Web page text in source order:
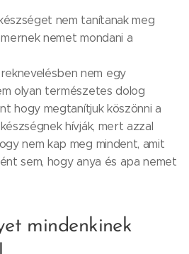
nem tanítanak meg
nemet mondani a
nem egy
olyan természetes dolog
hogy megtanítjuk köszönni a
hívják, mert azzal
nem kap meg mindent, amit
sem, hogy anya és apa nemet
mindenkinek